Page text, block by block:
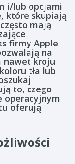
i/lub opcjami
które skupiają
mają
firmy Apple
na
nawet kroju
tła lub
to, czego
operacyjnym
oferują